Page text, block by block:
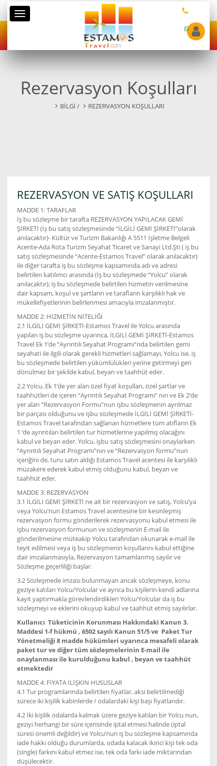
Kategoriler
Rezervasyon Koşulları
BİLGİ / REZERVASYON KOŞULLARI
REZERVASYON VE SATIŞ KOŞULLARI
MADDE 1: TARAFLAR
İş bu sözleşme bir tarafta REZERVASYON YAPILACAK GEMİ
ŞİRKETİ (İş bu satış sözleşmesinde “İLGİLİ GEMİ ŞİRKETİ”olarak
anılacaktır)- Kültür ve Turizm Bakanlığı A 5511 İşletme Belgeli
Acente-Ada Rota Turizm Seyahat Ticaret ve Sanayi Ltd.Şti ( iş bu
satış sözleşmesinde “Acente-Estamos Travel” olarak anılacaktır)
ile diğer tarafta iş bu sözleşme kapsamında adı ve adresi
belirtilen katılımcı arasında (İş bu sözleşmede “Yolcu” olarak
anılacaktır); iş bu sözleşmede belirtilen hizmetin verilmesine
dair kapsam, koşul ve şartların ve tarafların karşılıklı hak ve
mükellefiyetlerinin belirlenmesi amacıyla imzalanmıştır.
MADDE 2: HİZMETİN NİTELİĞİ
2.1 İLGİLİ GEMİ ŞİRKETİ-Estamos Travel ile Yolcu arasında
yapılan iş bu sözleşme uyarınca, İLGİLİ GEMİ ŞİRKETİ-Estamos
Travel Ek 1’de “Ayrıntılı Seyahat Programı“nda belirtilen gemi
seyahati ile ilgili olarak gerekli hizmetleri sağlamayı, Yolcu ise, iş
bu sözleşmede belirtilen yükümlülükleri yerine getirmeyi geri
dönülmez bir şekilde kabul, beyan ve taahhüt eder.
2.2 Yolcu, Ek 1’de yer alan özel fiyat koşulları, özel şartlar ve
taahhütleri de içeren “Ayrıntılı Seyahat Programı” nın ve Ek 2’de
yer alan “Rezervasyon Formu”nun işbu sözleşmenin ayrılmaz
bir parçası olduğunu ve işbu sözleşmede İLGİLİ GEMİ ŞİRKETİ-
Estamos Travel tarafından sağlanan hizmetlere tüm atıfların Ek
1 ‘de ayrıntıları belirtilen tur hizmetlerine yapılmış olacağını
kabul ve beyan eder. Yolcu, işbu satış sözleşmesini onaylarken
“Ayrıntılı Seyahat Programı”nın ve “Rezervasyon formu”nun
içeriğini de, turu satın aldığı Estamos Travel acentesi ile karşılıklı
müzakere ederek kabul etmiş olduğunu kabul, beyan ve
taahhüt eder.
MADDE 3: REZERVASYON
3.1 İLGİLİ GEMİ ŞİRKETİ ne ait bir rezervasyon ve satış, Yolcu’ya
veya Yolcu’nun Estamos Travel acentesine bir kesinleşmiş
rezervasyon formu gönderilerek rezervasyonu kabul etmesi ile
işbu rezervasyon formunun ve sözleşmenin E-mail ile
gönderilmesine müteakip Yolcu tarafından okunarak e-mail ile
teyit edilmesi veya iş bu sözleşmenin koşullarını kabul ettiğine
dair imzalanmasıyla, Rezervasyon tamamlanmış sayılır ve
Sözleşme geçerliliği başlar.
3.2 Sözleşmede imzası bulunmayan ancak sözleşmeye, konu
geziye katılan Yolcu/Yolcular ve ayrıca bu kişilerin kendi adlarına
kayıt yaptırmakla görevlendirdikleri Yolcu/Yolcular da iş bu
sözleşmeyi ve eklerini okuyup kabul ve taahhüt etmiş sayılırlar.
Kullanıcı Tüketicinin Korunması Hakkındaki Kanun 3.
Maddesi 1-f hükmü , 6502 sayılı Kanun 51/5 ve Paket Tur
Yönetmeliği 8 madde hükümleri uyarınca mesafeli olarak
paket tur ve diğer tüm sözleşmelerinin E-mail ile
onaylanması ile kurulduğunu kabul , beyan ve taahhüt
etmektedir
MADDE 4: FİYATA İLİŞKİN HUSUSLAR
4.1 Tur programlarında belirtilen fiyatlar, aksi belirtilmediği
sürece iki kişilik kabinlerde / odalardaki kişi başı fiyatlarıdır.
4.2 İki kişilik odalarda kalmak üzere geziye katılan bir Yolcu nun,
geziyi herhangi bir süre içerisinde iptal etmesi halinde (iptal
süresi önemli değildir) ve Yolcu’nun iş bu sözleşme kapsamında
iade hakkı olduğu durumlarda, odada kalacak ikinci kişi tek oda
(single) farkını kabul etmez ise, tek oda farkı iade miktarından
düşülecektir.